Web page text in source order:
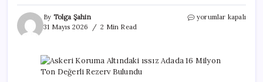
By Tolga Şahin
31 Mayıs 2026
2 Min Read
Askeri
Adada
16
yorumlar kapalı